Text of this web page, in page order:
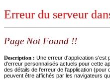
Erreur du serveur
Page Not Found !!
Description : Une erreur d'application s'est
d'erreur personnalisés actuels pour cette
des détails de l'erreur de l'application
peuvent être affichés par les navigateurs